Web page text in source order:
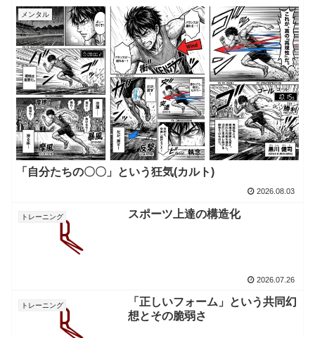
メンタル
「自分たちの〇〇」という狂気(カルト)
2026.08.03
トレーニング スポーツ上達の構造化
2026.07.26
トレーニング
「正しいフォーム」という共同幻
想とその脆弱さ